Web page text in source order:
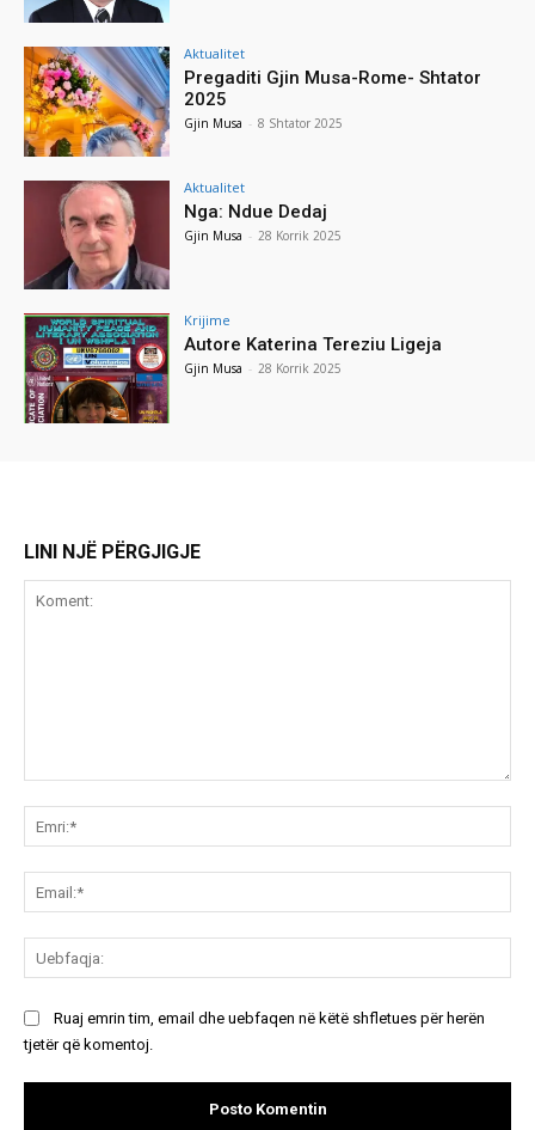
Aktualitet
Pregaditi Gjin Musa-Rome- Shtator
2025
Gjin Musa - 8 Shtator 2025
Aktualitet
Nga: Ndue Dedaj
Gjin Musa - 28 Korrik 2025
Krijime
Autore Katerina Tereziu Ligeja
Gjin Musa - 28 Korrik 2025
LINI NJË PËRGJIGJE
Ruaj emrin tim, email dhe uebfaqen në këtë shfletues për herën
tjetër që komentoj.